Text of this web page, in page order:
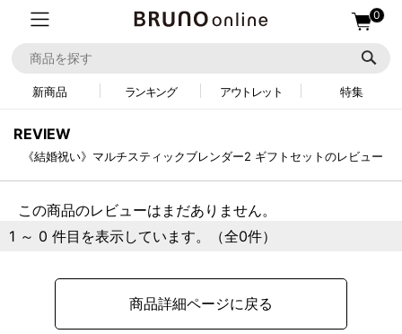
0
新商品 ランキング アウトレット 特集
REVIEW
《結婚祝い》マルチスティックブレンダー2 ギフトセットのレビュー
この商品のレビューはまだありません。
1 ～ 0 件目を表示しています。（全0件）
商品詳細ページに戻る